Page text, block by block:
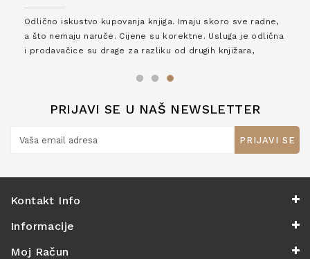
Odlično iskustvo kupovanja knjiga. Imaju skoro sve radne,
a što nemaju naruče. Cijene su korektne. Usluga je odlična
i prodavačice su drage za razliku od drugih knjižara,
PRIJAVI SE U NAŠ NEWSLETTER
PRIJAVI SE
Kontakt Info
Informacije
Moj Račun